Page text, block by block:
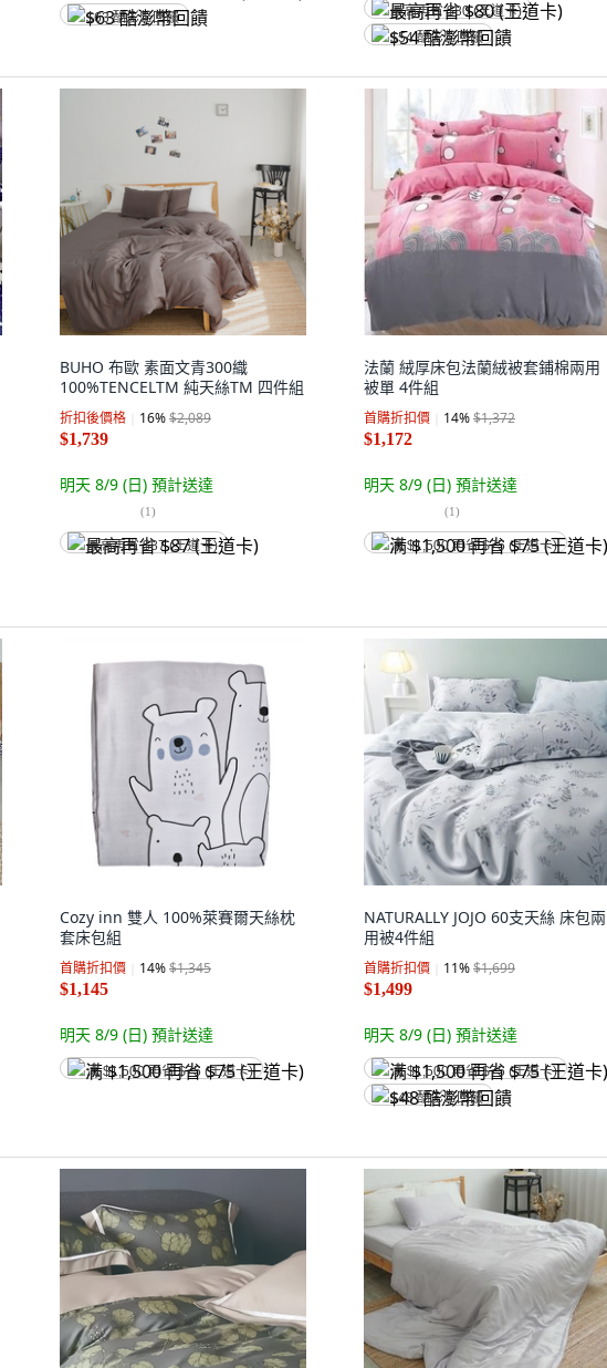
$63 酷澎幣回饋
最高再省 $80 (王道卡)
$54 酷澎幣回饋
BUHO 布歐 素面文青300織
100%TENCELTM 純天絲TM 四件組
折扣後價格 16%$2,089
$1,739
明天 8/9 (日) 預計送達
(1)
最高再省 $87 (王道卡)
法蘭 絨厚床包法蘭絨被套鋪棉兩用
被單 4件組
首購折扣價 14%$1,372
$1,172
明天 8/9 (日) 預計送達
(1)
满 $1,500 再省 $75 (王道卡)
Cozy inn 雙人 100%萊賽爾天絲枕
套床包組
首購折扣價 14%$1,345
$1,145
明天 8/9 (日) 預計送達
满 $1,500 再省 $75 (王道卡)
NATURALLY JOJO 60支天絲 床包兩
用被4件組
首購折扣價 11%$1,699
$1,499
明天 8/9 (日) 預計送達
满 $1,500 再省 $75 (王道卡)
$48 酷澎幣回饋